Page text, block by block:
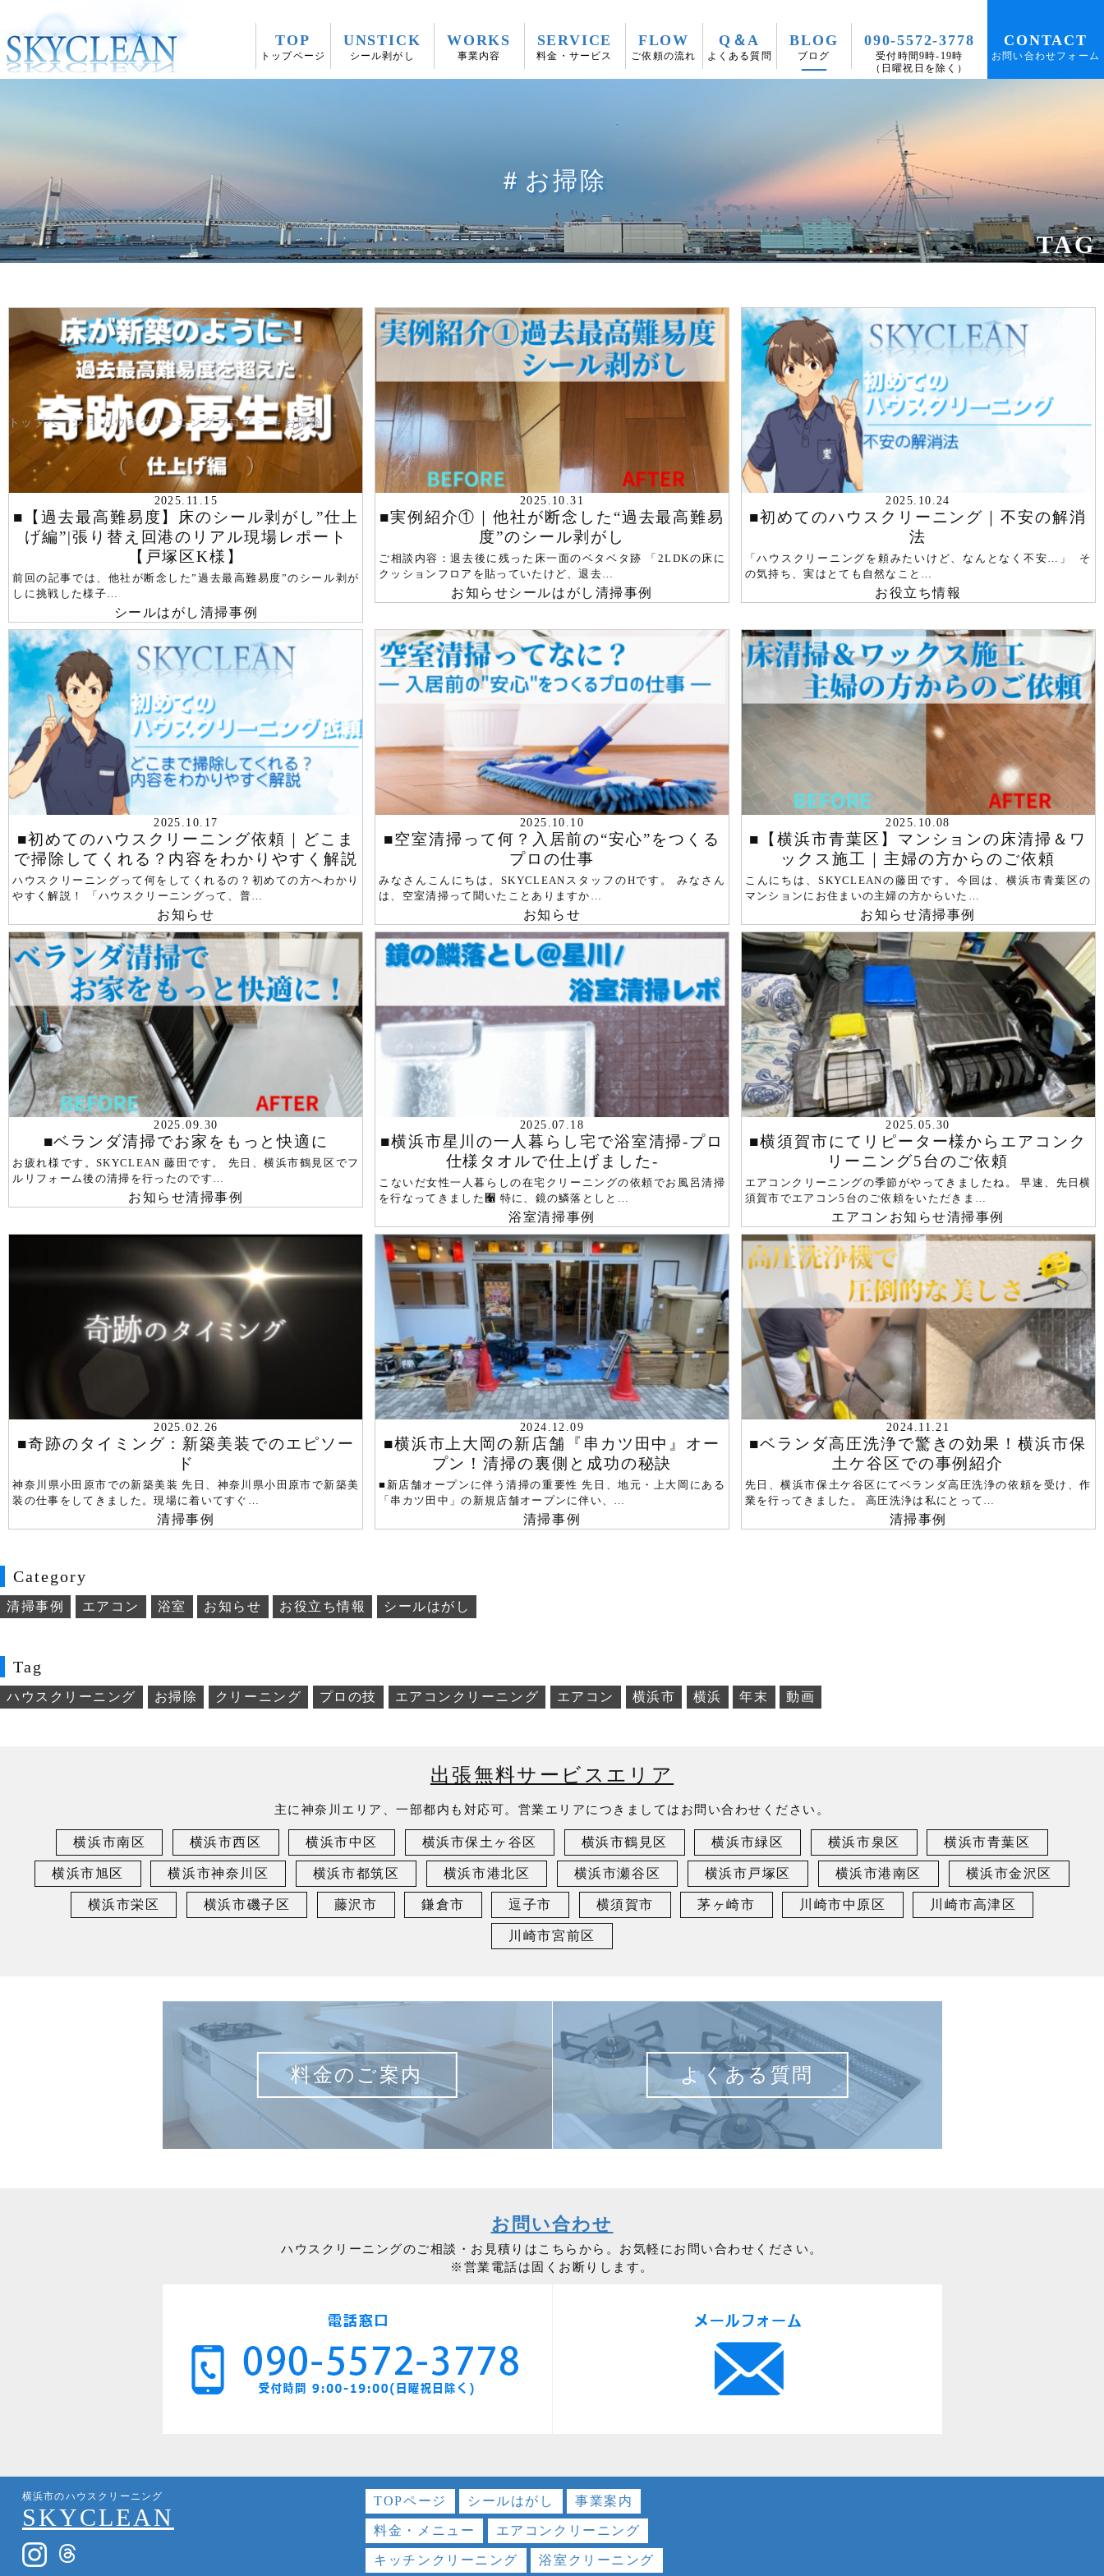
TOP
トップページ
UNSTICK
シール剥がし
WORKS
事業内容
SERVICE
料金・サービス
FLOW
ご依頼の流れ
Q＆A
よくある質問
BLOG
ブログ
090-5572-3778
受付時間9時-19時
（日曜祝日を除く）
CONTACT
お問い合わせフォーム
トップページ ハウスクリーニングブログ ＃お掃除
＃お掃除
TAG
2025.11.15
■【過去最高難易度】床のシール剥がし”仕上
げ編”|張り替え回港のリアル現場レポート
【戸塚区K様】
前回の記事では、他社が断念した”過去最高難易度”のシール剥が
しに挑戦した様子…
シールはがし 清掃事例
2025.10.31
■実例紹介①｜他社が断念した“過去最高難易
度”のシール剥がし
ご相談内容：退去後に残った床一面のベタベタ跡 「2LDKの床に
クッションフロアを貼っていたけど、退去…
お知らせシールはがし 清掃事例
2025.10.24
■初めてのハウスクリーニング｜不安の解消
法
「ハウスクリーニングを頼みたいけど、なんとなく不安…」 そ
の気持ち、実はとても自然なこと…
お役立ち情報
2025.10.17
■初めてのハウスクリーニング依頼｜どこま
で掃除してくれる？内容をわかりやすく解説
ハウスクリーニングって何をしてくれるの？初めての方へわかり
やすく解説！ 「ハウスクリーニングって、普…
お知らせ
2025.10.10
■空室清掃って何？入居前の“安心”をつくる
プロの仕事
みなさんこんにちは。SKYCLEANスタッフのHです。 みなさん
は、空室清掃って聞いたことありますか…
お知らせ
2025.10.08
■【横浜市青葉区】マンションの床清掃＆ワ
ックス施工｜主婦の方からのご依頼
こんにちは、SKYCLEANの藤田です。今回は、横浜市青葉区の
マンションにお住まいの主婦の方からいた…
お知らせ清掃事例
2025.09.30
■ベランダ清掃でお家をもっと快適に
お疲れ様です。SKYCLEAN 藤田です。 先日、横浜市鶴見区でフ
ルリフォーム後の清掃を行ったのです…
お知らせ清掃事例
2025.07.18
■横浜市星川の一人暮らし宅で浴室清掃-プロ
仕様タオルで仕上げました-
こないだ女性一人暮らしの在宅クリーニングの依頼でお風呂清掃
を行なってきました﫡 特に、鏡の鱗落としと…
浴室清掃事例
2025.05.30
■横須賀市にてリピーター様からエアコンク
リーニング5台のご依頼
エアコンクリーニングの季節がやってきましたね。 早速、先日横
須賀市でエアコン5台のご依頼をいただきま…
エアコン お知らせ清掃事例
2025.02.26
■奇跡のタイミング：新築美装でのエピソー
ド
神奈川県小田原市での新築美装 先日、神奈川県小田原市で新築美
装の仕事をしてきました。現場に着いてすぐ…
清掃事例
2024.12.09
■横浜市上大岡の新店舗『串カツ田中』オー
プン！清掃の裏側と成功の秘訣
■新店舗オープンに伴う清掃の重要性 先日、地元・上大岡にある
「串カツ田中」の新規店舗オープンに伴い、…
清掃事例
2024.11.21
■ベランダ高圧洗浄で驚きの効果！横浜市保
土ケ谷区での事例紹介
先日、横浜市保土ケ谷区にてベランダ高圧洗浄の依頼を受け、作
業を行ってきました。 高圧洗浄は私にとって…
清掃事例
Category
清掃事例 エアコン 浴室 お知らせ お役立ち情報 シールはがし
Tag
ハウスクリーニング お掃除 クリーニング プロの技 エアコンクリーニング エアコン 横浜市 横浜 年末 動画
出張無料サービスエリア
主に神奈川エリア、一部都内も対応可。営業エリアにつきましてはお問い合わせください。
横浜市南区 横浜市西区 横浜市中区 横浜市保土ヶ谷区 横浜市鶴見区 横浜市緑区 横浜市泉区 横浜市青葉区
横浜市旭区 横浜市神奈川区 横浜市都筑区 横浜市港北区 横浜市瀬谷区 横浜市戸塚区 横浜市港南区 横浜市金沢区
横浜市栄区 横浜市磯子区 藤沢市 鎌倉市 逗子市 横須賀市 茅ヶ崎市 川崎市中原区 川崎市高津区
川崎市宮前区
料金のご案内 よくある質問
お問い合わせ
ハウスクリーニングのご相談・お見積りはこちらから。お気軽にお問い合わせください。
※営業電話は固くお断りします。
横浜市のハウスクリーニング
SKYCLEAN
TOPページ シールはがし 事業案内
料金・メニュー エアコンクリーニング
キッチンクリーニング 浴室クリーニング
TOPページ
事業案内
料金・メニュー
浴室クリーニング
洗面所・トイレクリーニング
よくある質問
ブログ
お問い合わせ